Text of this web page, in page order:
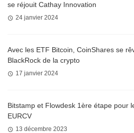
se réjouit Cathay Innovation
24 janvier 2024
Avec les ETF Bitcoin, CoinShares se
BlackRock de la crypto
17 janvier 2024
Bitstamp et Flowdesk 1ère étape pour
EURCV
13 décembre 2023